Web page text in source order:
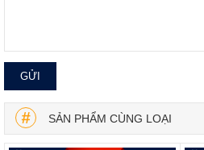
SẢN PHẨM CÙNG LOẠI